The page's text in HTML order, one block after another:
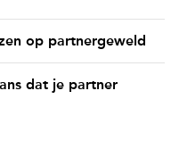
op partnergeweld
dat je partner